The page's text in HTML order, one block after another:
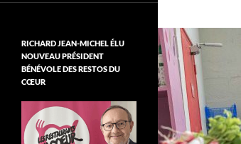
RICHARD JEAN-MICHEL ÉLU
NOUVEAU PRÉSIDENT
BÉNÉVOLE DES RESTOS DU
CŒUR